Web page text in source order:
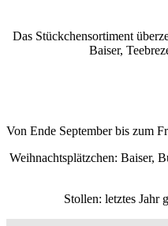
Das Stückchensortiment
Baiser,
Von Ende September bis zum
Weihnachtsplätzchen: Baiser,
Stollen: letztes Jahr